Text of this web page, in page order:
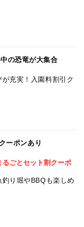
の恐竜が大集合
充実！入園料割引ク
ーポンあり
ごとセット割クーポ
り堀やBBQも楽しめ